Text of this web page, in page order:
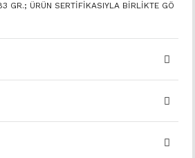
GR.; ÜRÜN SERTİFİKASIYLA BİRLİKTE GÖ